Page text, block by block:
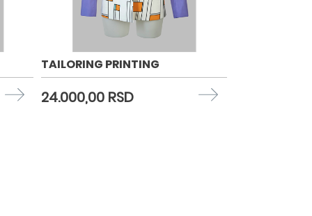
TAILORING PRINTING
24.000,00 RSD